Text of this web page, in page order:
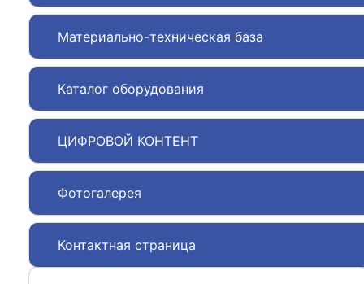
Материально-техническая база
Каталог оборудования
ЦИФРОВОЙ КОНТЕНТ
Фотогалерея
Контактная страница